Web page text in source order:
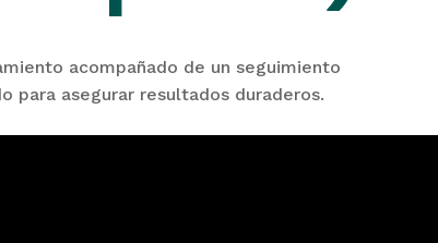
acompañado de un seguimiento
para asegurar resultados duraderos.